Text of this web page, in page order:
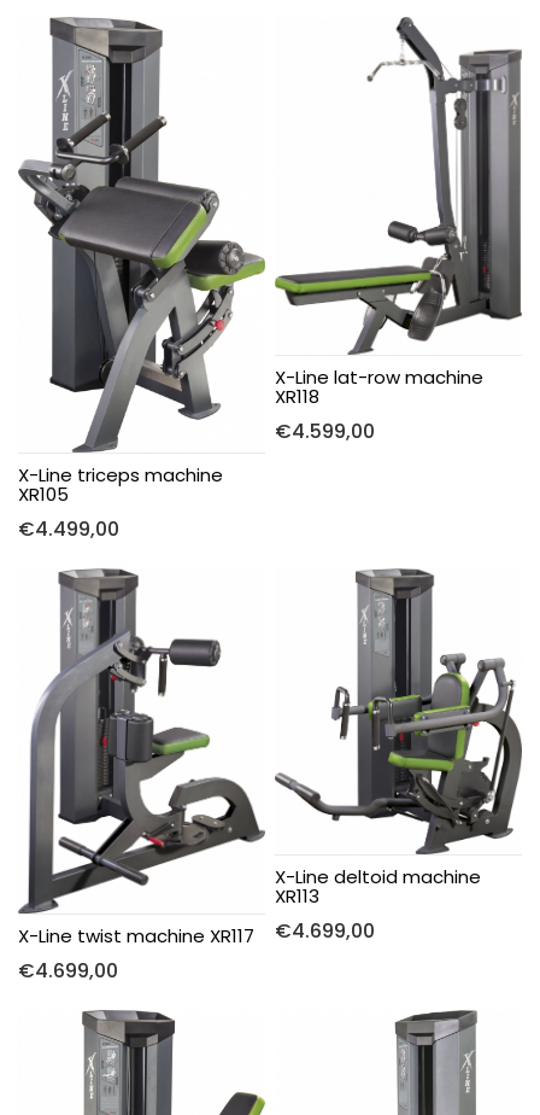
X-Line triceps machine
XR105
€4.499,00
X-Line lat-row machine
XR118
€4.599,00
X-Line twist machine XR117
€4.699,00
X-Line deltoid machine
XR113
€4.699,00